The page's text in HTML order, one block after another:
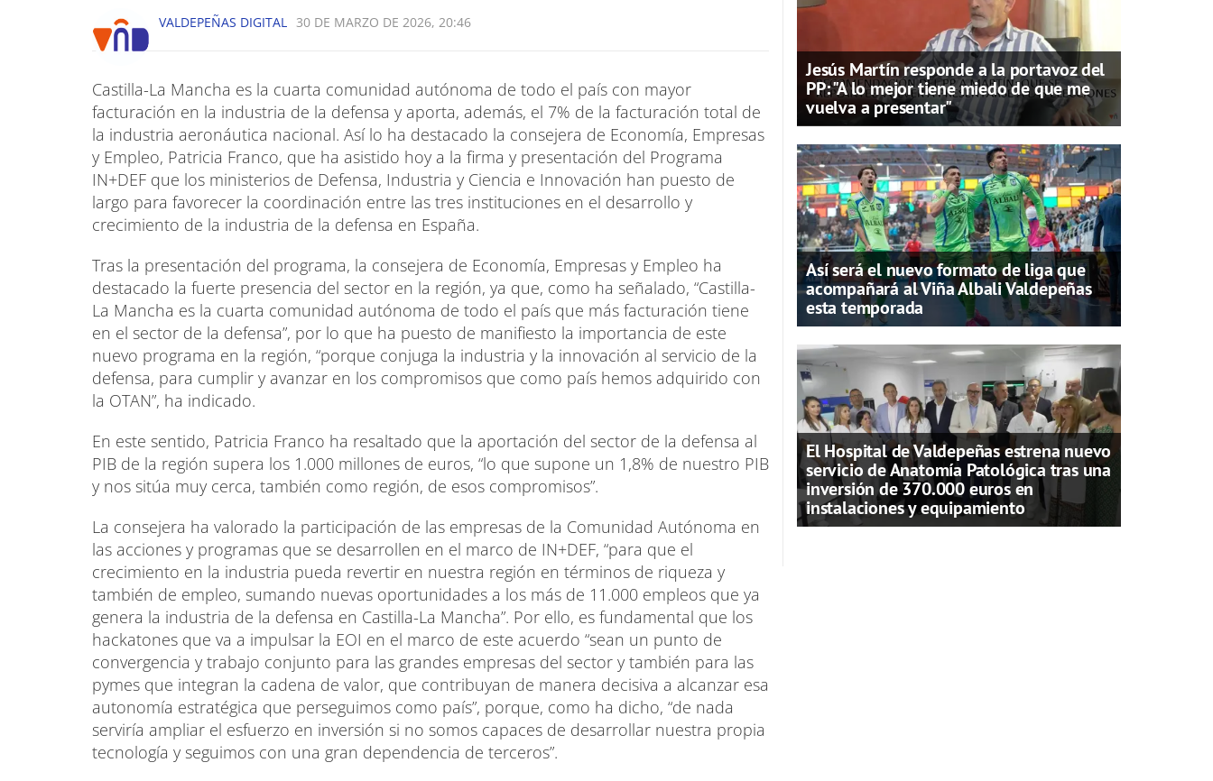
VALDEPEÑAS DIGITAL 30 DE MARZO DE 2026, 20:46
Castilla-La Mancha es la cuarta comunidad autónoma de todo el país con mayor
facturación en la industria de la defensa y aporta, además, el 7% de la facturación total de
la industria aeronáutica nacional. Así lo ha destacado la consejera de Economía, Empresas
y Empleo, Patricia Franco, que ha asistido hoy a la firma y presentación del Programa
IN+DEF que los ministerios de Defensa, Industria y Ciencia e Innovación han puesto de
largo para favorecer la coordinación entre las tres instituciones en el desarrollo y
crecimiento de la industria de la defensa en España.
Tras la presentación del programa, la consejera de Economía, Empresas y Empleo ha
destacado la fuerte presencia del sector en la región, ya que, como ha señalado, “Castilla-
La Mancha es la cuarta comunidad autónoma de todo el país que más facturación tiene
en el sector de la defensa”, por lo que ha puesto de manifiesto la importancia de este
nuevo programa en la región, “porque conjuga la industria y la innovación al servicio de la
defensa, para cumplir y avanzar en los compromisos que como país hemos adquirido con
la OTAN”, ha indicado.
En este sentido, Patricia Franco ha resaltado que la aportación del sector de la defensa al
PIB de la región supera los 1.000 millones de euros, “lo que supone un 1,8% de nuestro PIB
y nos sitúa muy cerca, también como región, de esos compromisos”.
La consejera ha valorado la participación de las empresas de la Comunidad Autónoma en
las acciones y programas que se desarrollen en el marco de IN+DEF, “para que el
crecimiento en la industria pueda revertir en nuestra región en términos de riqueza y
también de empleo, sumando nuevas oportunidades a los más de 11.000 empleos que ya
genera la industria de la defensa en Castilla-La Mancha”. Por ello, es fundamental que los
hackatones que va a impulsar la EOI en el marco de este acuerdo “sean un punto de
convergencia y trabajo conjunto para las grandes empresas del sector y también para las
pymes que integran la cadena de valor, que contribuyan de manera decisiva a alcanzar esa
autonomía estratégica que perseguimos como país”, porque, como ha dicho, “de nada
serviría ampliar el esfuerzo en inversión si no somos capaces de desarrollar nuestra propia
tecnología y seguimos con una gran dependencia de terceros”.
Jesús Martín responde a la portavoz del
PP: "A lo mejor tiene miedo de que me
vuelva a presentar"
Así será el nuevo formato de liga que
acompañará al Viña Albali Valdepeñas
esta temporada
El Hospital de Valdepeñas estrena nuevo
servicio de Anatomía Patológica tras una
inversión de 370.000 euros en
instalaciones y equipamiento